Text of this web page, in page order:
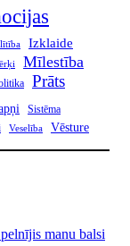
Izklaide
Mīlestība
Prāts
Sistēma
Veselība Vēsture
manu balsi